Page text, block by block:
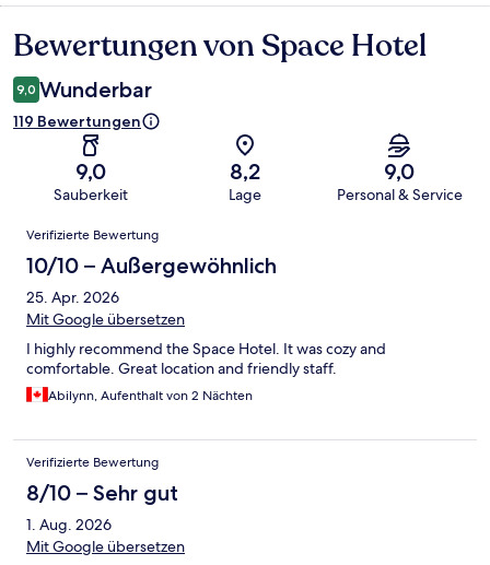
Bewertungen
Bewertungen von Space Hotel
9,0 Wunderbar
119 Bewertungen
9,0
Sauberkeit
8,2
Lage
9,0
Personal & Service
Bewertungen
Verifizierte Bewertung
10/10 – Außergewöhnlich
25. Apr. 2026
Mit Google übersetzen
I highly recommend the Space Hotel. It was cozy and
comfortable. Great location and friendly staff.
Abilynn, Aufenthalt von 2 Nächten
Verifizierte Bewertung
8/10 – Sehr gut
1. Aug. 2026
Mit Google übersetzen